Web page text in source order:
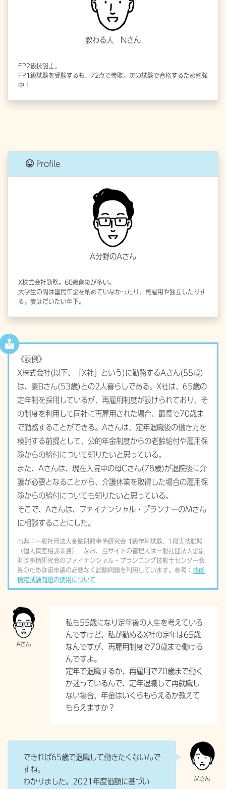
教わる人 Nさん
FP2級技能士。
FP1級試験を受験するも、72点で惨敗。次の試験で合格するため勉強
中！
Profile
A分野のAさん
X株式会社勤務。60歳前後が多い。
大学生の間は国民年金を納めていなかったり、再雇用や独立したりす
る。妻はだいたい年下。
《設例》
X株式会社(以下、「X社」という)に勤務するAさん(55歳)
は、妻Bさん(53歳)との2人暮らしである。X社は、65歳の
定年制を採用しているが、再雇用制度が設けられており、そ
の制度を利用して同社に再雇用された場合、最長で70歳ま
で勤務することができる。Aさんは、定年退職後の働き方を
検討する前提として、公的年金制度からの老齢給付や雇用保
険からの給付について知りたいと思っている。
また、Aさんは、現在入院中の母Cさん(78歳)が退院後に介
護が必要となることから、介護休業を取得した場合の雇用保
険からの給付についても知りたいと思っている。
そこで、Aさんは、ファイナンシャル・プランナーのMさん
に相談することにした。
出典：一般社団法人金融財政事情研究会 1級学科試験、1級実技試験
（個人資産相談業務） なお、当サイトの管理人は一般社団法人金融
財政事情研究会のファイナンシャル・プランニング技能士センター会
員のため許諾申請の必要なく試験問題を利用しています。参考： 技能
検定試験問題の使用について
私も55歳になり定年後の人生を考えている
んですけど、私が勤めるX社の定年は65歳
なんですが、再雇用制度で70歳まで働ける
んですよ。
定年で退職するか、再雇用で70歳まで働く
か迷っているんで、定年退職して再就職し
ない場合、年金はいくらもらえるか教えて
もらえますか？
できれば65歳で退職して働きたくないんで
すね。
わかりました。2021年度価額に基づい